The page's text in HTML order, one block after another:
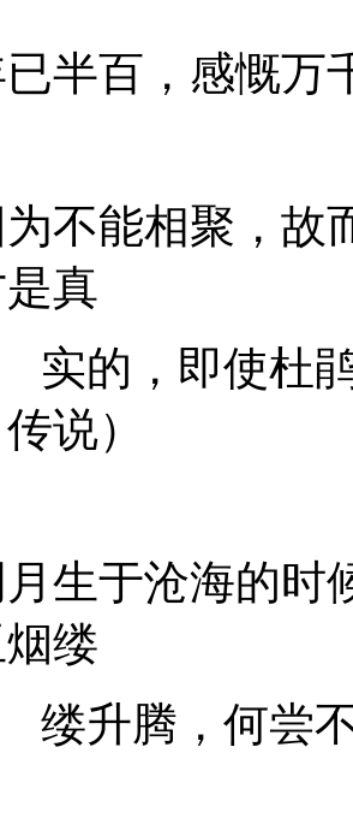
半百，感慨万
不能相聚，故
是真
即使杜鹃啼
说）
生于沧海的时
烟缕
，何尝不是